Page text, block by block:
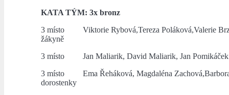
KATA TÝM: 3x bronz
3 místo Viktorie Rybová,Tereza Poláková,Valerie
žákyně
3 místo Jan Maliarik, David Maliarik, Jan Pomikáček
3 místo Ema Řeháková, Magdaléna
dorostenky